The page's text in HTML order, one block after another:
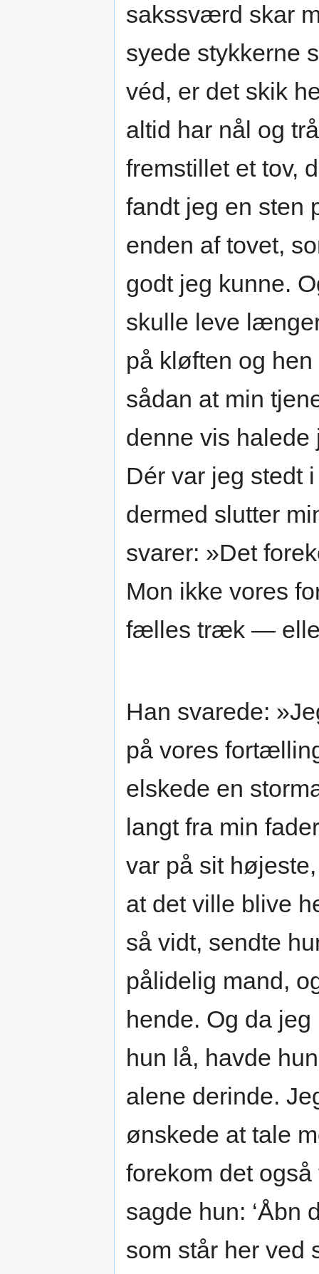
sakssværd skar
syede stykkerne
véd, er det skik
altid har nål og
fremstillet et tov,
fandt jeg en sten
enden af tovet,
godt jeg kunne.
skulle leve
på kløften og
sådan at min
denne vis halede
Dér var jeg stedt
dermed slutter
svarer: »Det
Mon ikke vores
fælles træk —
Han svarede:
på vores
elskede en
langt fra min
var på sit
at det ville blive
så vidt, sendte
pålidelig mand,
hende. Og da
hun lå, havde
alene derinde.
ønskede at tale
forekom det
sagde hun:
som står her ved